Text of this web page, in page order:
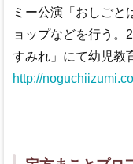
ミー公演「おしごと
ョップなどを行う。
すみれ」にて幼児教
http://